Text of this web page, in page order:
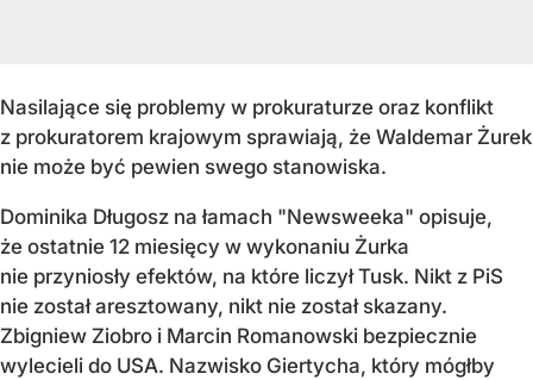
Nasilające się problemy w prokuraturze oraz konflikt
z prokuratorem krajowym sprawiają, że Waldemar Żurek
nie może być pewien swego stanowiska.
Dominika Długosz na łamach "Newsweeka" opisuje,
że ostatnie 12 miesięcy w wykonaniu Żurka
nie przyniosły efektów, na które liczył Tusk. Nikt z PiS
nie został aresztowany, nikt nie został skazany.
Zbigniew Ziobro i Marcin Romanowski bezpiecznie
wylecieli do USA. Nazwisko Giertycha, który mógłby